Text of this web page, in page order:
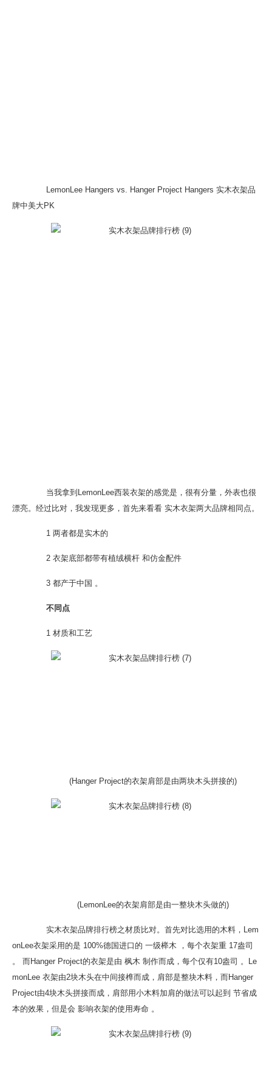
LemonLee Hangers vs. Hanger Project Hangers 实木衣架品
牌中美大PK
当我拿到LemonLee西装衣架的感觉是，很有分量，外表也很
漂亮。经过比对，我发现更多，首先来看看 实木衣架两大品牌相同点。
1 两者都是实木的
2 衣架底部都带有植绒横杆 和仿金配件
3 都产于中国 。
不同点
1 材质和工艺
(Hanger Project的衣架肩部是由两块木头拼接的)
(LemonLee的衣架肩部是由一整块木头做的)
实木衣架品牌排行榜之材质比对。首先对比选用的木料，Lem
onLee衣架采用的是 100%德国进口的 一级榉木 ，每个衣架重 17盎司
。 而Hanger Project的衣架是由 枫木 制作而成，每个仅有10盎司 。Le
monLee 衣架由2块木头在中间接榫而成，肩部是整块木料，而Hanger
Project由4块木头拼接而成，肩部用小木料加肩的做法可以起到 节省成
本的效果，但是会 影响衣架的使用寿命 。